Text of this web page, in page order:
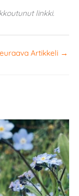
linkki.
Artikkeli →